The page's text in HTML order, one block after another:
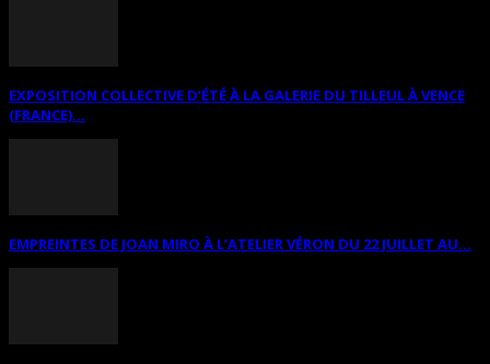
EXPOSITION COLLECTIVE D’ÉTÉ À LA GALERIE DU TILLEUL À VENCE
(FRANCE)...
EMPREINTES DE JOAN MIRO À L’ATELIER VÉRON DU 22 JUILLET AU...